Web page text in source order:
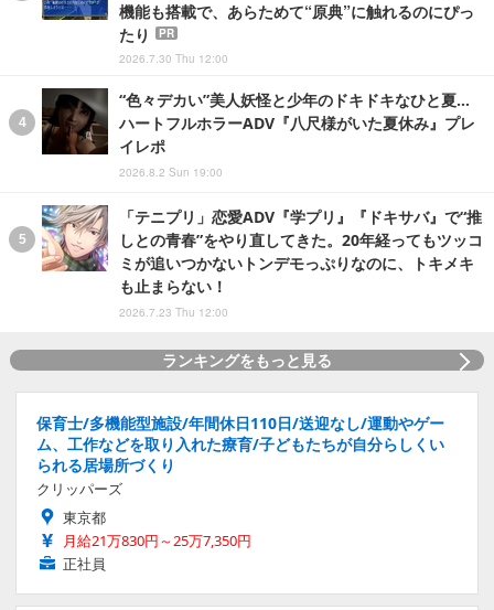
機能も搭載で、あらためて“原典”に触れるのにぴっ
たり
PR
2026.7.30 Thu 12:00
“色々デカい”美人妖怪と少年のドキドキなひと夏…
ハートフルホラーADV『八尺様がいた夏休み』プレ
イレポ
2026.8.2 Sun 19:00
「テニプリ」恋愛ADV『学プリ』『ドキサバ』で“推
しとの青春”をやり直してきた。20年経ってもツッコ
ミが追いつかないトンデモっぷりなのに、トキメキ
も止まらない！
2026.7.23 Thu 12:00
ランキングをもっと見る
保育士/多機能型施設/年間休日110日/送迎なし/運動やゲー
ム、工作などを取り入れた療育/子どもたちが自分らしくい
られる居場所づくり
クリッパーズ
東京都
月給21万830円～25万7,350円
正社員